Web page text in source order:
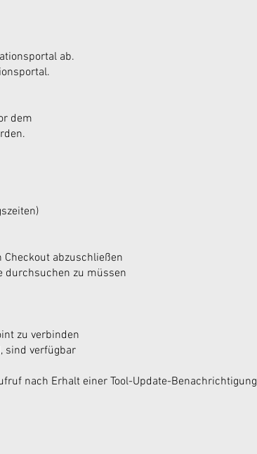
ab.
dem
abzuschließen
durchsuchen zu müssen
zu verbinden
sind verfügbar
nach Erhalt einer Tool-Update-Benachrichtigung